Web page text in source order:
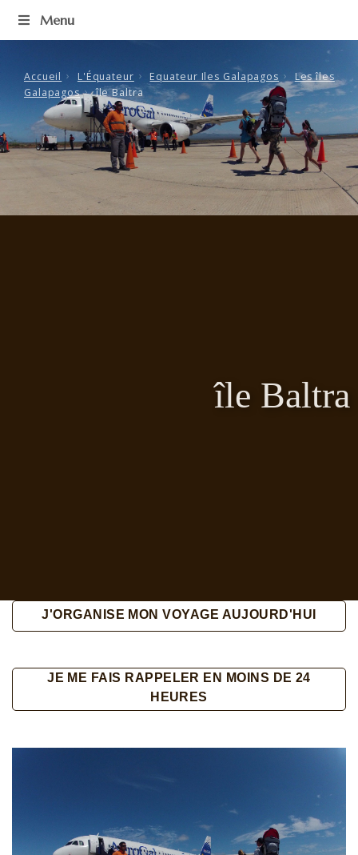
Menu
île Baltra
Accueil L'Équateur Equateur Iles Galapagos
Les îles
Galapagos
île Baltra
J'ORGANISE MON VOYAGE AUJOURD'HUI
JE ME FAIS RAPPELER EN MOINS DE 24
HEURES